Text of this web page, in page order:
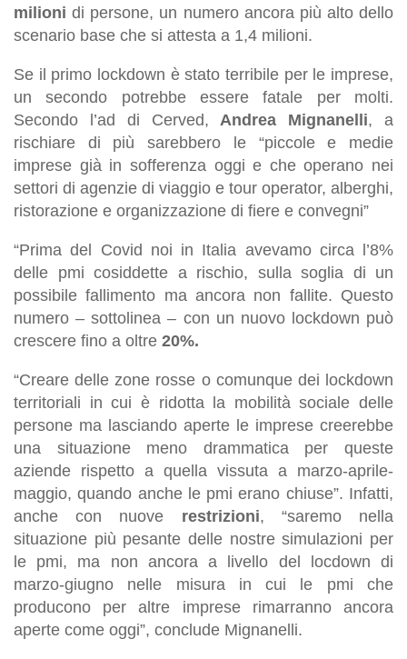
milioni di persone, un numero ancora più alto dello
scenario base che si attesta a 1,4 milioni.
Se il primo lockdown è stato terribile per le imprese,
un secondo potrebbe essere fatale per molti.
Secondo l’ad di Cerved, Andrea Mignanelli, a
rischiare di più sarebbero le “piccole e medie
imprese già in sofferenza oggi e che operano nei
settori di agenzie di viaggio e tour operator, alberghi,
ristorazione e organizzazione di fiere e convegni”
“Prima del Covid noi in Italia avevamo circa l’8%
delle pmi cosiddette a rischio, sulla soglia di un
possibile fallimento ma ancora non fallite. Questo
numero – sottolinea – con un nuovo lockdown può
crescere fino a oltre 20%.
“Creare delle zone rosse o comunque dei lockdown
territoriali in cui è ridotta la mobilità sociale delle
persone ma lasciando aperte le imprese creerebbe
una situazione meno drammatica per queste
aziende rispetto a quella vissuta a marzo-aprile-
maggio, quando anche le pmi erano chiuse”. Infatti,
anche con nuove restrizioni, “saremo nella
situazione più pesante delle nostre simulazioni per
le pmi, ma non ancora a livello del locdown di
marzo-giugno nelle misura in cui le pmi che
producono per altre imprese rimarranno ancora
aperte come oggi”, conclude Mignanelli.